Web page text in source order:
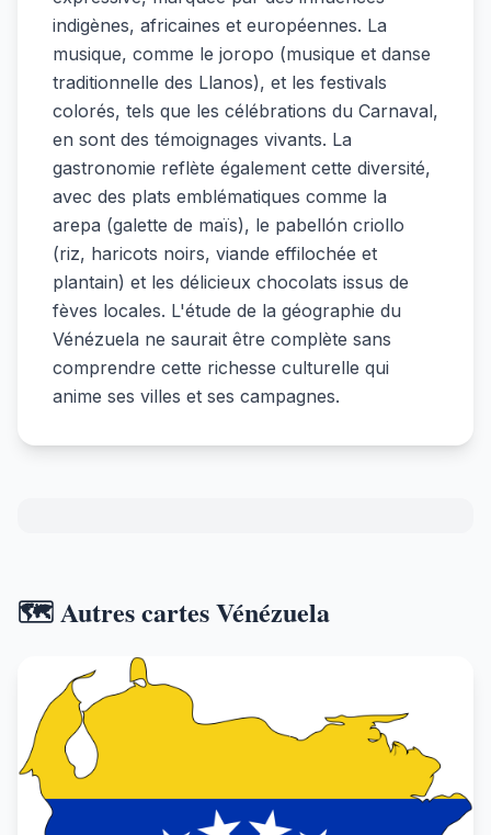
indigènes, africaines et européennes. La
musique, comme le joropo (musique et danse
traditionnelle des Llanos), et les festivals
colorés, tels que les célébrations du Carnaval,
en sont des témoignages vivants. La
gastronomie reflète également cette diversité,
avec des plats emblématiques comme la
arepa (galette de maïs), le pabellón criollo
(riz, haricots noirs, viande effilochée et
plantain) et les délicieux chocolats issus de
fèves locales. L'étude de la géographie du
Vénézuela ne saurait être complète sans
comprendre cette richesse culturelle qui
anime ses villes et ses campagnes.
🗺️ Autres cartes Vénézuela